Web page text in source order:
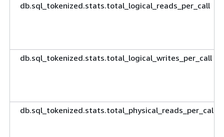
db.sql_tokenized.stats.total_logical_reads_per_call
db.sql_tokenized.stats.total_logical_writes_per_call
db.sql_tokenized.stats.total_physical_reads_per_call